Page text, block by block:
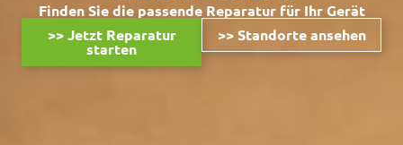
Finden Sie die passende Reparaturfür Ihr Gerät
>> Jetzt Reparatur
starten
>> Standorte ansehen